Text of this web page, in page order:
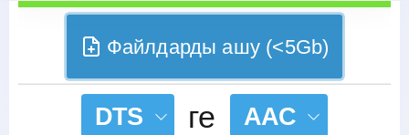
Файлдарды ашу (<5Gb)
DTS ге AAC